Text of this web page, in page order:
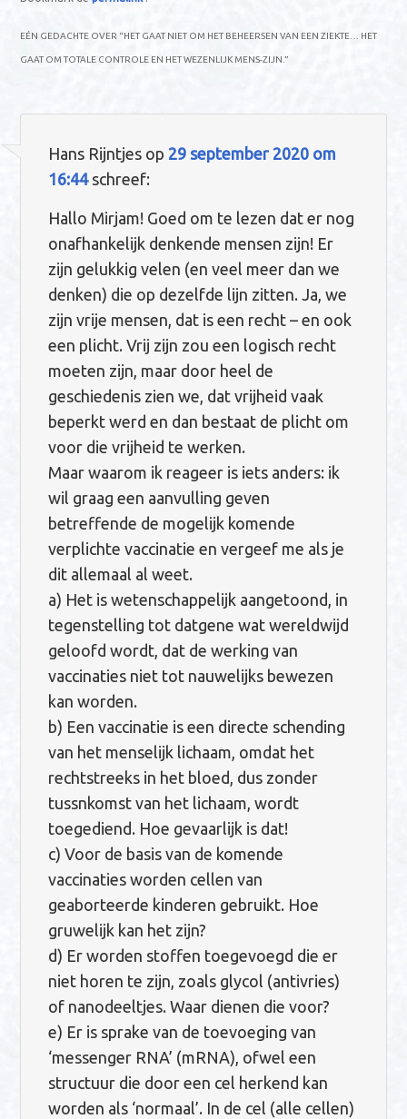
b
o
k
es
t
e
dI
te
r
n
g
gr
a
s
A
p
EÉN GEDACHTE OVER “HET GAAT NIET OM HET BEHEERSEN VAN EEN ZIEKTE… HET
GAAT OM TOTALE CONTROLE EN HET WEZENLIJK MENS-ZIJN.”
Hans Rijntjesop 29 september 2020 om
16:44 schreef:
Hallo Mirjam! Goed om te lezen dat er nog
onafhankelijk denkende mensen zijn! Er
zijn gelukkig velen (en veel meer dan we
denken) die op dezelfde lijn zitten. Ja, we
zijn vrije mensen, dat is een recht – en ook
een plicht. Vrij zijn zou een logisch recht
moeten zijn, maar door heel de
geschiedenis zien we, dat vrijheid vaak
beperkt werd en dan bestaat de plicht om
voor die vrijheid te werken.
Maar waarom ik reageer is iets anders: ik
wil graag een aanvulling geven
betreffende de mogelijk komende
verplichte vaccinatie en vergeef me als je
dit allemaal al weet.
a) Het is wetenschappelijk aangetoond, in
tegenstelling tot datgene wat wereldwijd
geloofd wordt, dat de werking van
vaccinaties niet tot nauwelijks bewezen
kan worden.
b) Een vaccinatie is een directe schending
van het menselijk lichaam, omdat het
rechtstreeks in het bloed, dus zonder
tussnkomst van het lichaam, wordt
toegediend. Hoe gevaarlijk is dat!
c) Voor de basis van de komende
vaccinaties worden cellen van
geaborteerde kinderen gebruikt. Hoe
gruwelijk kan het zijn?
d) Er worden stoffen toegevoegd die er
niet horen te zijn, zoals glycol (antivries)
of nanodeeltjes. Waar dienen die voor?
e) Er is sprake van de toevoeging van
‘messenger RNA’ (mRNA), ofwel een
structuur die door een cel herkend kan
worden als ‘normaal’. In de cel (alle cellen)